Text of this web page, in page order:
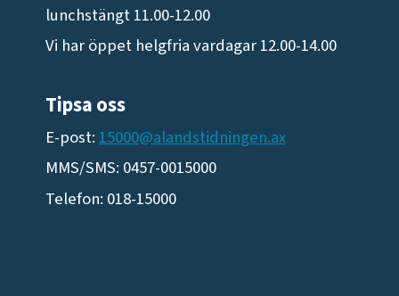
lunchstängt 11.00-12.00
Vi har öppet helgfria vardagar 12.00-14.00
Tipsa oss
E-post: 15000@alandstidningen.ax
MMS/SMS: 0457-0015000
Telefon: 018-15000